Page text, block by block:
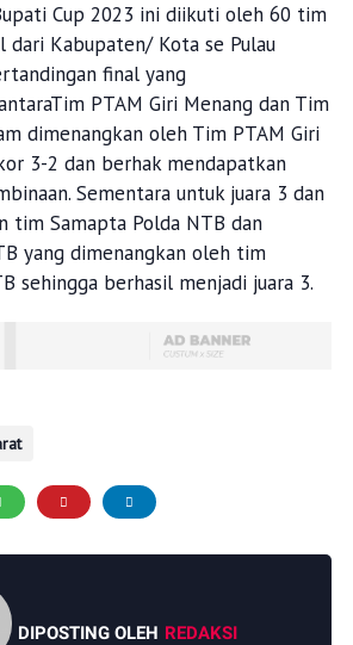
Cup 2023 ini diikuti oleh 60 tim
dari Kabupaten/ Kota se Pulau
final yang
PTAM Giri Menang dan Tim
dimenangkan oleh Tim PTAM Giri
3-2 dan berhak mendapatkan
Sementara untuk juara 3 dan
tim Samapta Polda NTB dan
yang dimenangkan oleh tim
sehingga berhasil menjadi juara 3.
DIPOSTING OLEH REDAKSI